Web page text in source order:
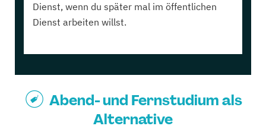
Dienst, wenn du später mal im öffentlichen
Dienst arbeiten willst.
Abend- und Fernstudium als
Alternative